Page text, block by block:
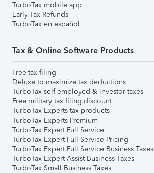
TurboTax mobile app
Early Tax Refunds
TurboTax en español
Tax & Online Software Products
Free tax filing
Deluxe to maximize tax deductions
TurboTax self-employed & investor taxes
Free military tax filing discount
TurboTax Experts tax products
TurboTax Experts Premium
TurboTax Expert Full Service
TurboTax Expert Full Service Pricing
TurboTax Expert Full Service Business Taxes
TurboTax Expert Assist Business Taxes
TurboTax Small Business Taxes